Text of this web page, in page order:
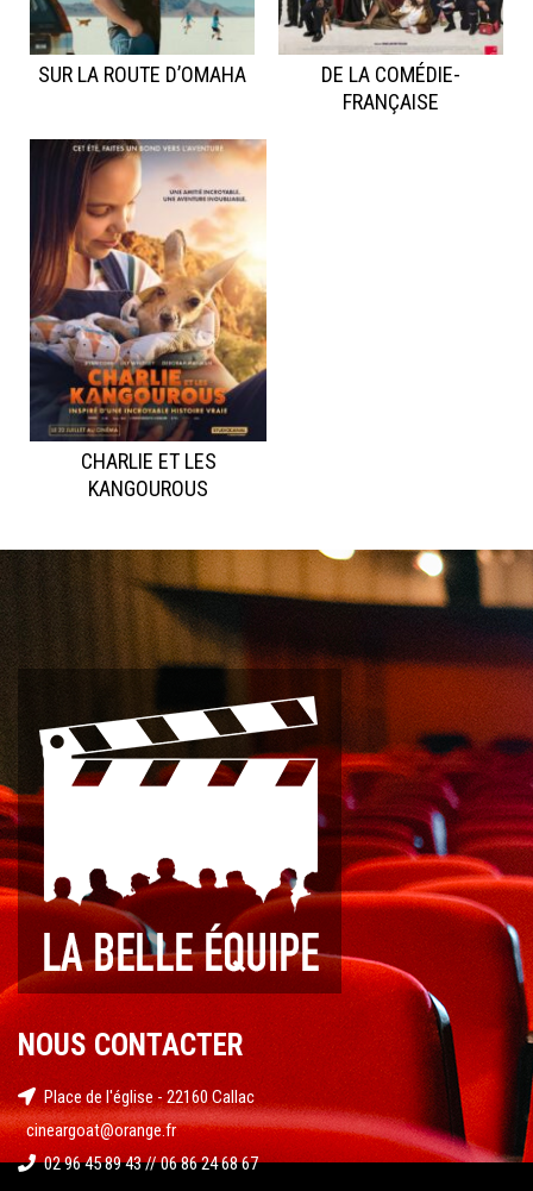
SUR LA ROUTE D’OMAHA
DE LA COMÉDIE-
FRANÇAISE
CHARLIE ET LES
KANGOUROUS
NOUS CONTACTER
Place de l'église - 22160 Callac
cineargoat@orange.fr
02 96 45 89 43 // 06 86 24 68 67